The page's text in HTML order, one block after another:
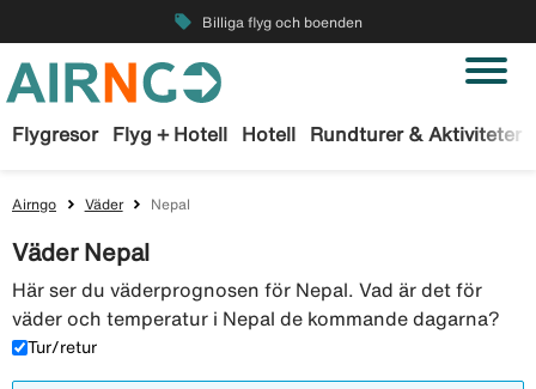
local_offer Billiga flyg och boenden
Flygresor Flyg + Hotell Hotell Rundturer & Aktiviteter
Airngo Väder Nepal
Väder Nepal
Här ser du väderprognosen för Nepal. Vad är det för
väder och temperatur i Nepal de kommande dagarna?
Tur/retur